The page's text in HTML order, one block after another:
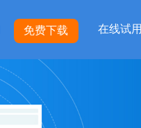
免费下载 在线试用